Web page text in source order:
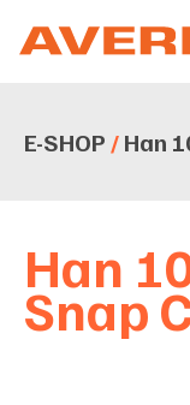
E-SHOP /Han
Han
Snap